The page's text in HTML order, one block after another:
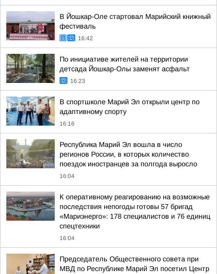
В Йошкар-Оле стартовал Марийский книжный
фестиваль
16:42
По инициативе жителей на территории
детсада Йошкар-Олы заменят асфальт
16:23
В спортшколе Марий Эл открыли центр по
адаптивному спорту
16:16
Республика Марий Эл вошла в число
регионов России, в которых количество
поездок иностранцев за полгода выросло
16:04
К оперативному реагированию на возможные
последствия непогоды готовы 57 бригад
«Мариэнерго»: 178 специалистов и 76 единиц
спецтехники
16:04
Председатель Общественного совета при
МВД по Республике Марий Эл посетил Центр